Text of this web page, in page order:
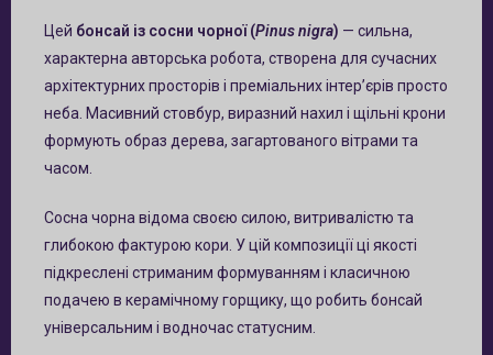
Цей бонсай із сосни чорної (Pinus nigra) — сильна,
характерна авторська робота, створена для сучасних
архітектурних просторів і преміальних інтер’єрів просто
неба. Масивний стовбур, виразний нахил і щільні крони
формують образ дерева, загартованого вітрами та
часом.
Сосна чорна відома своєю силою, витривалістю та
глибокою фактурою кори. У цій композиції ці якості
підкреслені стриманим формуванням і класичною
подачею в керамічному горщику, що робить бонсай
універсальним і водночас статусним.